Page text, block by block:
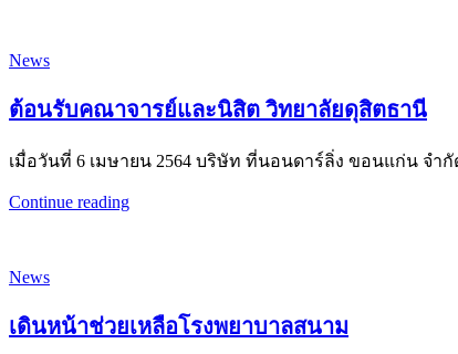
News
ต้อนรับคณาจารย์และนิสิต วิทยาลัยดุสิตธานี
เมื่อวันที่ 6 เมษายน 2564 บริษัท ที่นอนดาร์ลิ่ง ขอนแก่น จ
Continue reading
News
เดินหน้าช่วยเหลือโรงพยาบาลสนาม